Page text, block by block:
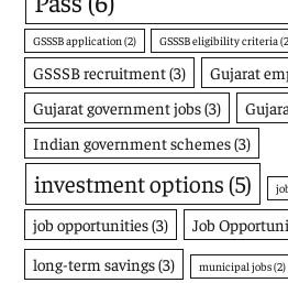
GSSSB application (2) GSSSB eligibility criteria
GSSSB recruitment(3) Gujarat
Gujarat government jobs(3)
Indian government schemes(3)
investment options(5)
job opportunities(3) Job
long-term savings(3) municipal jobs(2)